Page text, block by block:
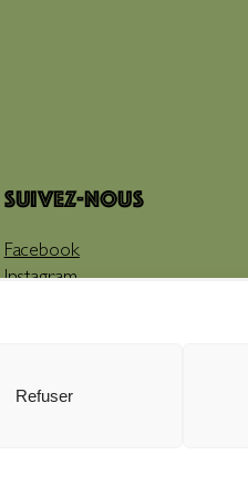
Refuser
Suivez-nous
Facebook
Instagram